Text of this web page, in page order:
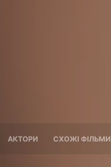
АКТОРИ СХОЖІ ФІЛЬМИ